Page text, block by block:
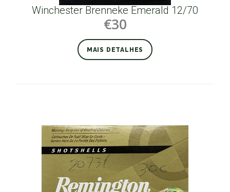
Winchester Brenneke Emerald 12/70
€30
MAIS DETALHES